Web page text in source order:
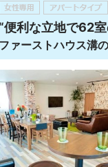
“便利な立地で62
ファーストハウス溝